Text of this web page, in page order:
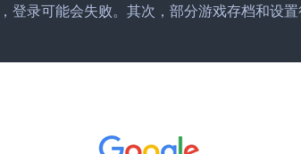
登录可能会失败。其次，部分游戏存档和设